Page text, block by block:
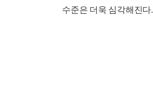
수준은 더욱 심각해진다.